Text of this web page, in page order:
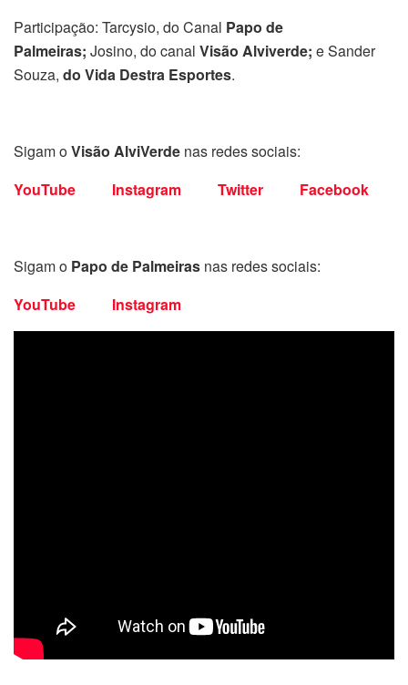
Participação: Tarcysio, do Canal Papo de
Palmeiras; Josino, do canal Visão Alviverde; e Sander
Souza, do Vida Destra Esportes.
Sigam oVisão AlviVerde nas redes sociais:
YouTube
Instagram Twitter Facebook
Sigam o Papo de Palmeiras nas redes sociais:
YouTube
Instagram